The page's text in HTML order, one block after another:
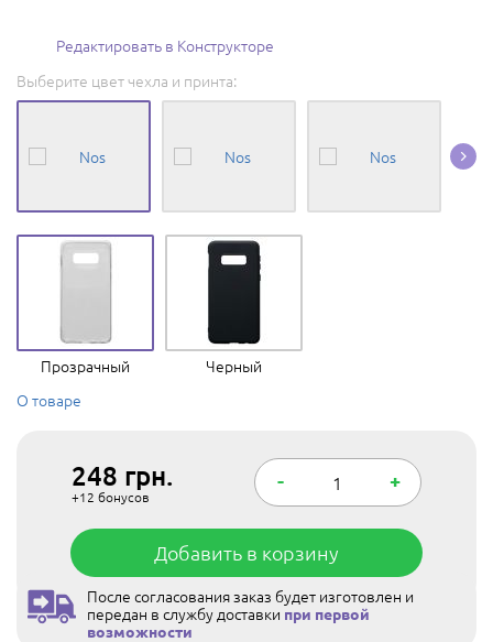
Редактировать в Конструкторе
Выберите цвет чехла и принта:
Прозрачный
Черный
О товаре
248 грн.
+12 бонусов
- +
Добавить в корзину
После согласования заказ будет изготовлен и
передан в службу доставки при первой
возможности